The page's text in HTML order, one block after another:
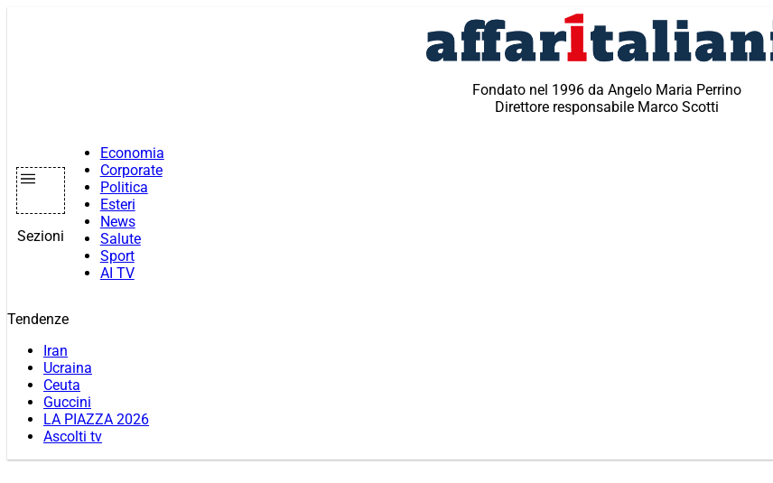
Fondato nel 1996 da Angelo Maria Perrino
Direttore responsabile Marco Scotti
Sezioni
Economia
Corporate
Politica
Esteri
News
Salute
Sport
AI TV
Tendenze
Iran
Ucraina
Ceuta
Guccini
LA PIAZZA 2026
Ascolti tv